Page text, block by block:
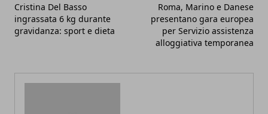
Cristina Del Basso
ingrassata 6 kg durante
gravidanza: sport e dieta
Roma, Marino e Danese
presentano gara europea
per Servizio assistenza
alloggiativa temporanea